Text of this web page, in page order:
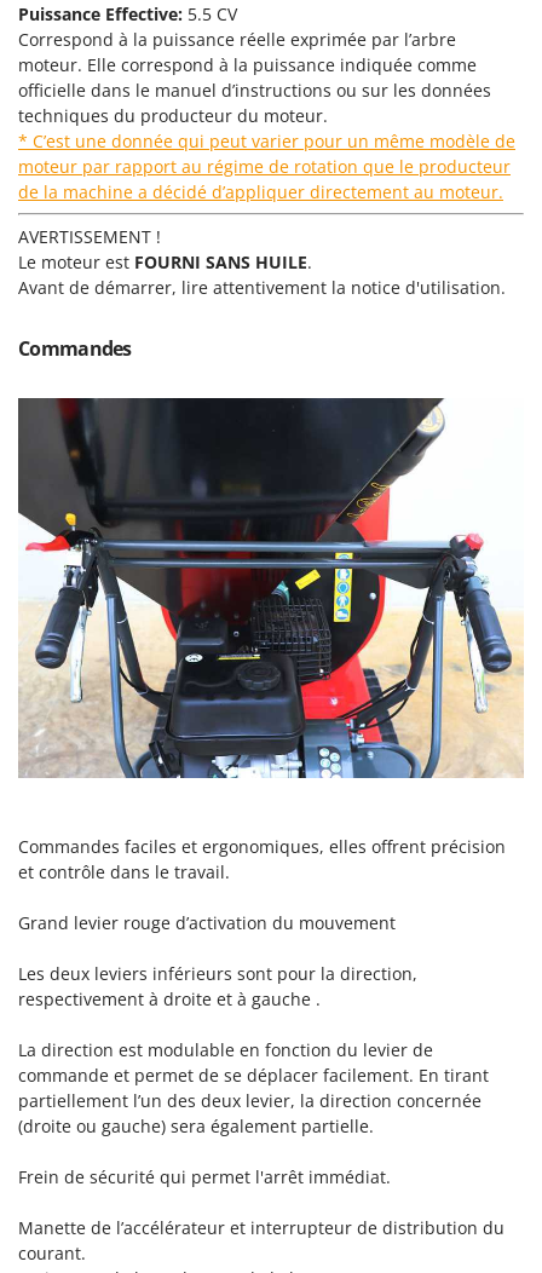
R
R.G.V.
Rato
Reber
Redback
Resto Italia
Ribimex
Ripartrak
River Systems
Rossofuoco
Rover Pompe
Royal Food
Ryobi
S.T.P.
Santos
Sbaraglia
Schnitzer
Seven Italy
Shark
Simatech
Skil
Smartwood
Smeg
Solidur
Spice Electronics
Spiralmac
Spring Protezione
Spyro
Stanley
Puissance Effective: 5.5 CV
Correspond à la puissance réelle exprimée par l’arbre
moteur. Elle correspond à la puissance indiquée comme
officielle dans le manuel d’instructions ou sur les données
techniques du producteur du moteur.
* C’est une donnée qui peut varier pour un même modèle de
moteur par rapport au régime de rotation que le producteur
de la machine a décidé d’appliquer directement au moteur.
AVERTISSEMENT !
Le moteur est FOURNI SANS HUILE.
Avant de démarrer, lire attentivement la notice d'utilisation.
Commandes
Commandes faciles et ergonomiques, elles offrent précision
et contrôle dans le travail.
Grand levier rouge d’activation du mouvement
Les deux leviers inférieurs sont pour la direction,
respectivement à droite et à gauche .
La direction est modulable en fonction du levier de
commande et permet de se déplacer facilement. En tirant
partiellement l’un des deux levier, la direction concernée
(droite ou gauche) sera également partielle.
Frein de sécurité qui permet l'arrêt immédiat.
Manette de l’accélérateur et interrupteur de distribution du
courant.